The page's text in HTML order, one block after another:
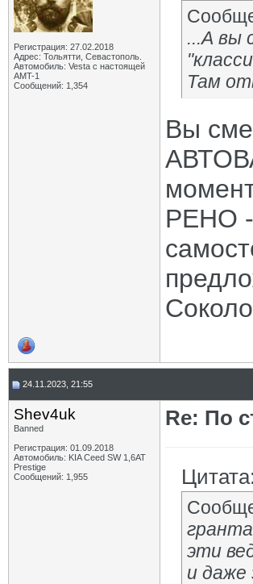
Регистрация: 27.02.2018
Адрес: Тольятти, Севастополь.
Автомобиль: Vesta с настоящей
AMT-1
Сообщений: 1,354
...А вы
Там
Вы
РЕНО -
24.11.2023, 21:55
Shev4uk
Banned
Регистрация: 01.09.2018
Автомобиль: KIA Ceed SW 1,6AT
Prestige
Сообщений: 1,955
Re: По
Цитата:
эти
и даже